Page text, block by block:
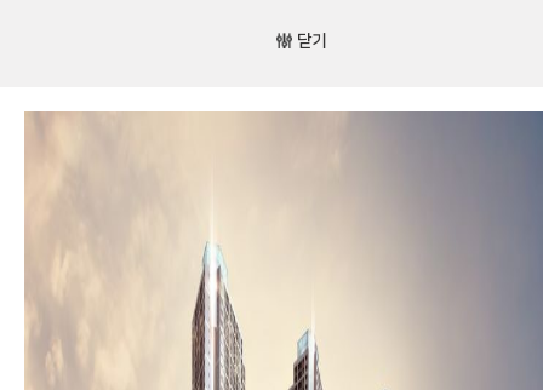
닫기